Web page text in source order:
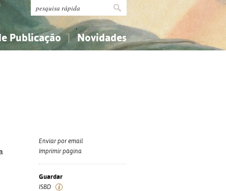
Publicação Novidades
Enviar por email
Imprimir página
Guardar
ISBD